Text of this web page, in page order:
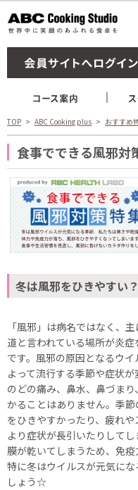
TOP ABC Cooking plus おすすめ
食事でできる風邪対
冬は風邪をひきやすい？
「風邪」は病名ではなく、
道と言われている場所が炎
です。風邪の原因となるウ
よって流行する季節や症状が
のどの痛み、鼻水、鼻づま
かることはありません。季
をひきやすかったり、疲れ
より症状が長引いたりして
膜が乾いてしまうため、免疫
特に冬はウイルスが元気に
しょう☆